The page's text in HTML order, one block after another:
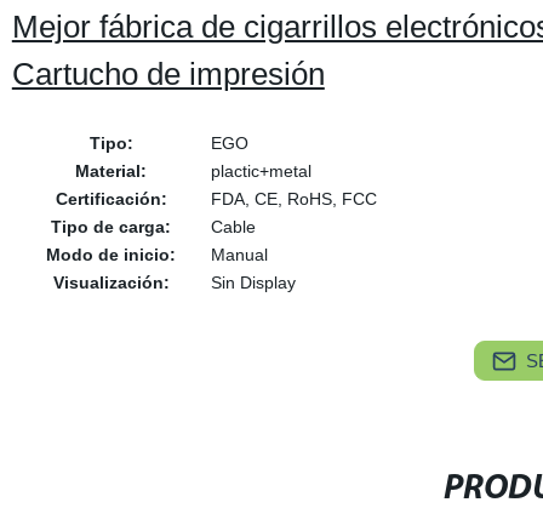
Mejor fábrica de cigarrillos
Cartucho de impresión
Tipo:
EGO
Material:
plactic+metal
Certificación:
FDA, CE, RoHS, FCC
Tipo de carga:
Cable
Modo de inicio:
Manual
Visualización:
Sin Display